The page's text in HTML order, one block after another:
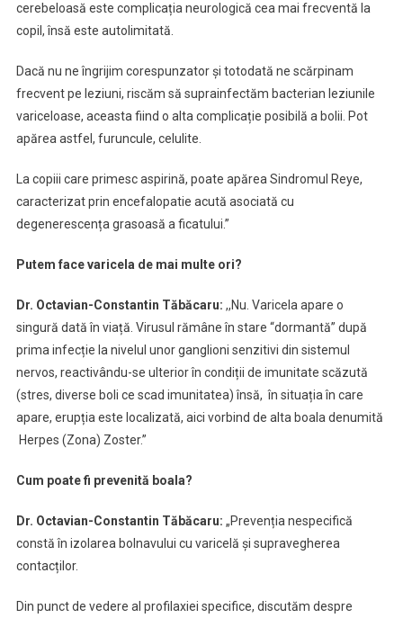
cerebeloasă este complicația neurologică cea mai frecventă la
copil, însă este autolimitată.
Dacă nu ne îngrijim corespunzator și totodată ne scărpinam
frecvent pe leziuni, riscăm să suprainfectăm bacterian leziunile
variceloase, aceasta fiind o alta complicație posibilă a bolii. Pot
apărea astfel, furuncule, celulite.
La copiii care primesc aspirină, poate apărea Sindromul Reye,
caracterizat prin encefalopatie acută asociată cu
degenerescența grasoasă a ficatului.”
Putem face varicela de mai multe ori?
Dr. Octavian-Constantin Tăbăcaru: ,,Nu. Varicela apare o
singură dată în viață. Virusul rămâne în stare “dormantă” după
prima infecție la nivelul unor ganglioni senzitivi din sistemul
nervos, reactivându-se ulterior în condiții de imunitate scăzută
(stres, diverse boli ce scad imunitatea) însă, în situația în care
apare, erupția este localizată, aici vorbind de alta boala denumită
Herpes (Zona) Zoster.”
Cum poate fi prevenită boala?
Dr. Octavian-Constantin Tăbăcaru: „Prevenția nespecifică
constă în izolarea bolnavului cu varicelă și supravegherea
contacților.
Din punct de vedere al profilaxiei specifice, discutăm despre